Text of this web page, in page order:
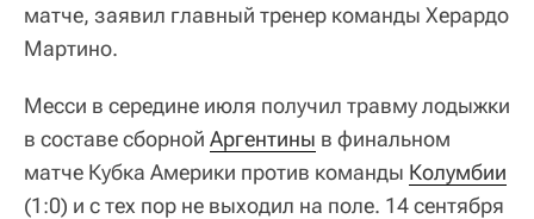
матче, заявил главный тренер команды Херардо
Мартино.
Месси в середине июля получил травму лодыжки
в составе сборной Аргентины в финальном
матче Кубка Америки против команды Колумбии
(1:0) и с тех пор не выходил на поле. 14 сентября